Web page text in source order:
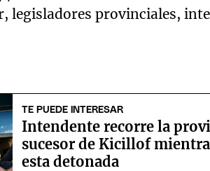
legisladores provinciales,
TE PUEDE INTERESAR
Intendente recorre la
sucesor de Kicillof
esta detonada